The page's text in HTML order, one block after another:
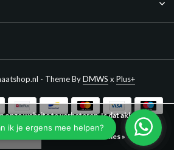
- Theme ByDMWS x Plus+
onze website te verbeteren. Is dat akkoord?
Meer over cookies »